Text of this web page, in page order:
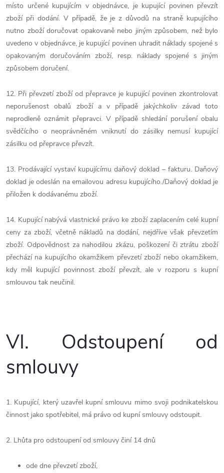
místo určené kupujícím v objednávce, je kupující povinen převzít
zboží při dodání. V případě, že je z důvodů na straně kupujícího
nutno zboží doručovat opakovaně nebo jiným způsobem, než bylo
uvedeno v objednávce, je kupující povinen uhradit náklady spojené s
opakovaným doručováním zboží, resp. náklady spojené s jiným
způsobem doručení.
12. Při převzetí zboží od přepravce je kupující povinen zkontrolovat
neporušenost obalů zboží a v případě jakýchkoliv závad toto
neprodleně oznámit přepravci. V případě shledání porušení obalu
svědčícího o neoprávněném vniknutí do zásilky nemusí kupující
zásilku od přepravce převzít.
13. Prodávající vystaví kupujícímu daňový doklad – fakturu. Daňový
doklad je odeslán na emailovou adresu kupujícího./Daňový doklad je
přiložen k dodávanému zboží.
14. Kupující nabývá vlastnické právo ke zboží zaplacením celé kupní
ceny za zboží, včetně nákladů na dodání, nejdříve však převzetím
zboží. Odpovědnost za nahodilou zkázu, poškození či ztrátu zboží
přechází na kupujícího okamžikem převzetí zboží nebo okamžikem,
kdy měl kupující povinnost zboží převzít, ale v rozporu s kupní
smlouvou tak neučinil.
VI. Odstoupení od
smlouvy
1. Kupující, který uzavřel kupní smlouvu mimo svoji podnikatelskou
činnost jako spotřebitel, má právo od kupní smlouvy odstoupit.
2. Lhůta pro odstoupení od smlouvy činí 14 dnů
ode dne převzetí zboží,